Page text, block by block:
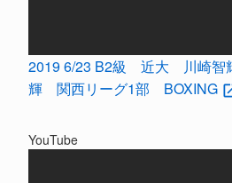
2019 6/23 B2級 近大 川崎
輝 関西リーグ1部 BOXING
YouTube